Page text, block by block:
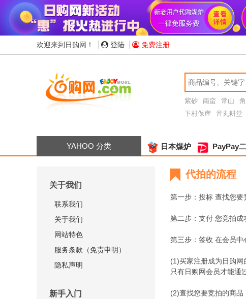
欢迎来到日购网！ 登陆 免费注册
紫砂 南蛮 常山
下村保崖
音丸耕堂
YAHOO 分类 日本煤炉 PayPay
关于我们
联系我们
关于我们
网站特色
服务条款（免责申明）
隐私声明
新手入门
代拍的流程
第一步：投标 查找您要
第二步：支付 您竞拍成
第三步：签收 在会员中
(1)买家注册成为日购网
只有日购网会员才能通
(2)查找您要竞拍的商品